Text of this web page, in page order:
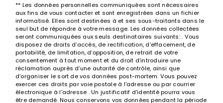
** Les données personnelles communiquées sont nécessaires
aux fins de vous contacter et sont enregistrées dans un fichier
informatisé. Elles sont destinées à et ses sous-traitants dans le
seul but de répondre à votre message. Les données collectées
seront communiquées aux seuls destinataires suivants: . Vous
disposez de droits d’accès, de rectification, d’effacement, de
portabilité, de limitation, d’opposition, de retrait de votre
consentement à tout moment et du droit d’introduire une
réclamation auprès d’une autorité de contrôle, ainsi que
d’organiser le sort de vos données post-mortem. Vous pouvez
exercer ces droits par voie postale à l'adresse ou par courrier
électronique à l'adresse . Un justificatif d'identité pourra vous
être demandé. Nous conservons vos données pendant la période